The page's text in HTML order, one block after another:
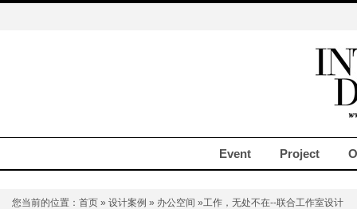
Event Project
您当前的位置： 首页 » 设计案例 » 办公空间 »工作，无处不在--联合工作室设计